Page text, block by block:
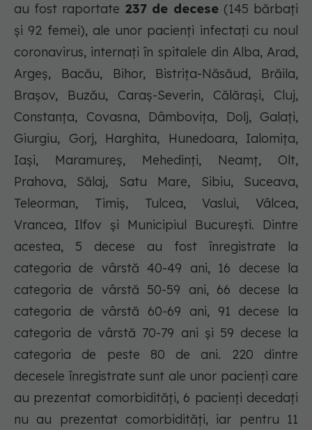
au fost raportate 237 de decese (145 bărbați
și 92 femei), ale unor pacienți infectați cu noul
coronavirus, internați în spitalele din Alba, Arad,
Argeș, Bacău, Bihor, Bistrița-Năsăud, Brăila,
Brașov, Buzău, Caraș-Severin, Călărași, Cluj,
Constanța, Covasna, Dâmbovița, Dolj, Galați,
Giurgiu, Gorj, Harghita, Hunedoara, Ialomița,
Iași, Maramureș, Mehedinți, Neamț, Olt,
Prahova, Sălaj, Satu Mare, Sibiu, Suceava,
Teleorman, Timiș, Tulcea, Vaslui, Vâlcea,
Vrancea, Ilfov și Municipiul București. Dintre
acestea, 5 decese au fost înregistrate la
categoria de vârstă 40-49 ani, 16 decese la
categoria de vârstă 50-59 ani, 66 decese la
categoria de vârstă 60-69 ani, 91 decese la
categoria de vârstă 70-79 ani și 59 decese la
categoria de peste 80 de ani. 220 dintre
decesele înregistrate sunt ale unor pacienți care
au prezentat comorbidități, 6 pacienți decedați
nu au prezentat comorbidități, iar pentru 11